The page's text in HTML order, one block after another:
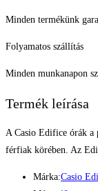
Minden termékünk
Folyamatos szállítás
Minden munkanapon
Termék leírása
A Casio Edifice órák a
férfiak körében. Az
Márka:Casio